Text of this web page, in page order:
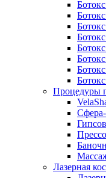
Процедуры
Лазерная